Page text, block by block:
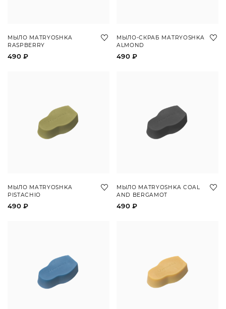
МЫЛО MATRYOSHKA
RASPBERRY
490 ₽
МЫЛО-СКРАБ MATRYOSHKA
ALMOND
490 ₽
МЫЛО MATRYOSHKA
PISTACHIO
490 ₽
МЫЛО MATRYOSHKA COAL
AND BERGAMOT
490 ₽